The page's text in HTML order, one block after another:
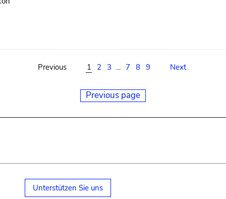
Previous 1 2 3 ... 7 8 9 Next
Previous page
Unterstützen Sie uns